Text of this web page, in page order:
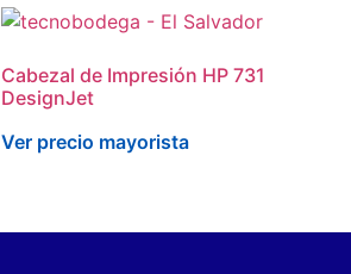
Cabezal de Impresión HP 731
DesignJet
Ver precio mayorista